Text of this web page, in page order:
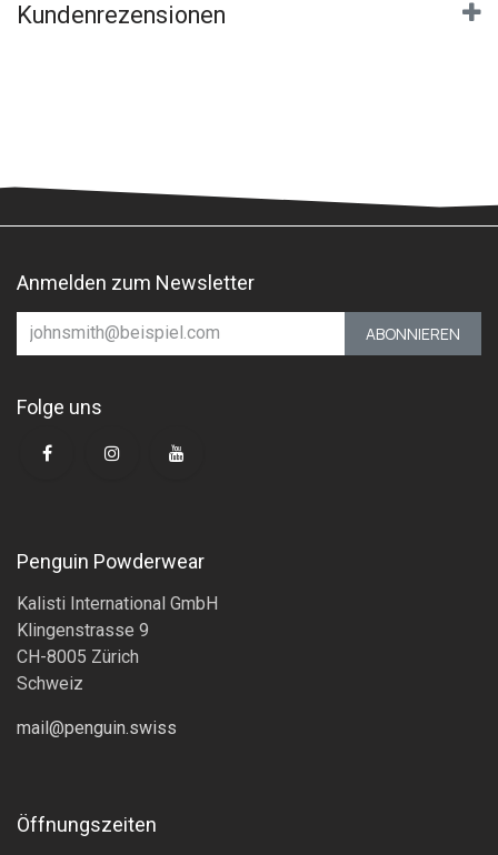
Kundenrezensionen
Anmelden zum Newsletter
ABONNIEREN
Folge uns
Penguin Powderwear
Kalisti International GmbH
Klingenstrasse 9
CH-8005 Zürich
Schweiz
mail@penguin.swiss
Öffnungszeiten